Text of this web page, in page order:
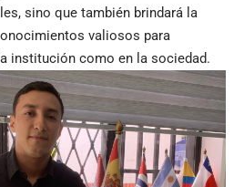
sino que también brindará la
valiosos para
institución como en la sociedad.